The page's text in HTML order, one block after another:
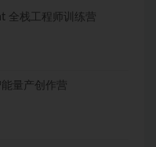
全栈工程师训练营
量产创作营